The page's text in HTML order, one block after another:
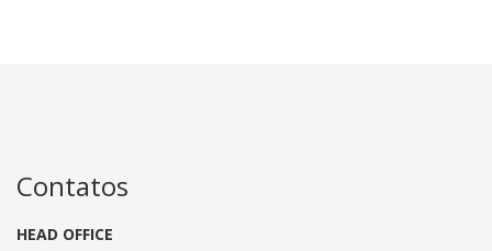
Contatos
HEAD OFFICE